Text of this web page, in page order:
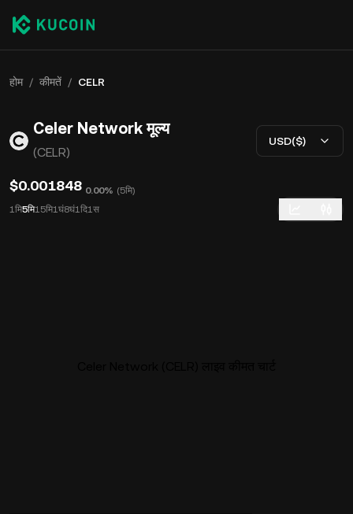
होम / कीमतें / CELR
Celer Network मूल्य
(CELR)
USD($)
$0.001848 0.00% (5मि)
1मि5मि15मि1घं8घं1दि1स